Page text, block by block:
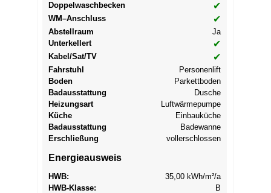
Doppelwaschbecken ✔
WM–Anschluss ✔
Abstellraum
Ja
Unterkellert
✔
Kabel/Sat/TV ✔
Fahrstuhl
Personenlift
Boden
Parkettboden
Badausstattung
Dusche
Heizungsart
Luftwärmepumpe
Küche
Einbauküche
Badausstattung
Badewanne
Erschließung
vollerschlossen
Energieausweis
HWB:
35,00 kWh/m²/a
HWB-Klasse:
B